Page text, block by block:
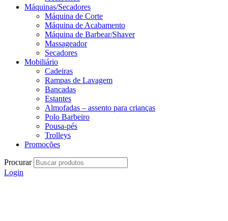
Máquinas/Secadores
Máquina de Corte
Máquina de Acabamento
Máquina de Barbear/Shaver
Massageador
Secadores
Mobiliário
Cadeiras
Rampas de Lavagem
Bancadas
Estantes
Almofadas – assento para crianças
Polo Barbeiro
Pousa-pés
Trolleys
Promoções
Procurar
Login